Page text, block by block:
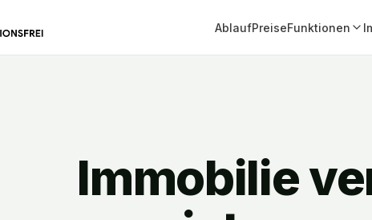
AblaufPreiseFunktionen
Immobilie